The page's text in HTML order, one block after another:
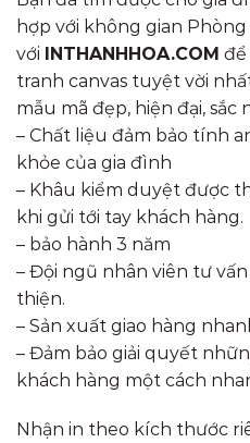
hợp với không gian
với INTHANHHOA.COM
tranh canvas tuyệt vời
mẫu mã đẹp, hiện đại, sắc
– Chất liệu đảm bảo tính
khỏe của gia đình
– Khâu kiểm duyệt được
khi gửi tới tay khách hàng.
– bảo hành 3 năm
– Đội ngũ nhân viên tư
thiện.
– Sản xuất giao hàng
– Đảm bảo giải quyết
khách hàng một cách
Nhận in theo kích thước